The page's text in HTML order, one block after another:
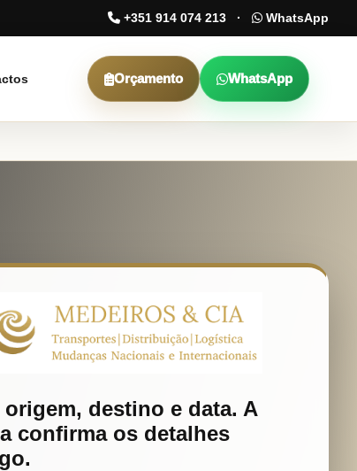
+351 914 074 213 · WhatsApp
Orçamento WhatsApp
origem, destino e data. A
confirma os detalhes